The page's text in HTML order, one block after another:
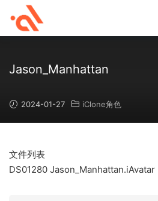
Jason_Manhattan
2024-01-27 iClone角色
文件列表
DS01280 Jason_Manhattan.iAvatar